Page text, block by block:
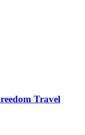
Travel